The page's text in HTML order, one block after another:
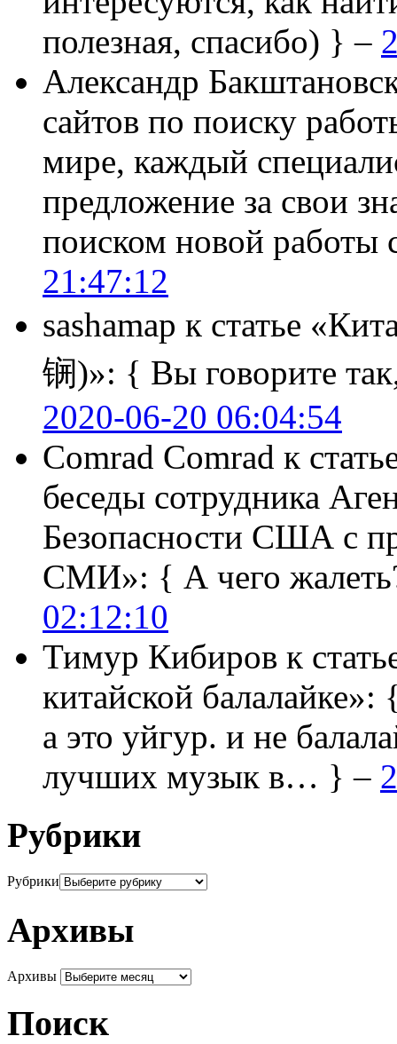
полезная, спасибо) } –
Александр
сайтов по поиску
мире, каждый
предложение за свои
поиском новой
21:47:12
sashamap к статье
锎)»: { Вы говорите
2020-06-20 06:04:54
Comrad Comrad к
беседы сотрудника
Безопасности США с
СМИ»: { А чего
02:12:10
Тимур Кибиров к
китайской балалайке»:
а это уйгур. и не
лучших музык в… } –
Рубрики
Рубрики
Архивы
Архивы
Поиск